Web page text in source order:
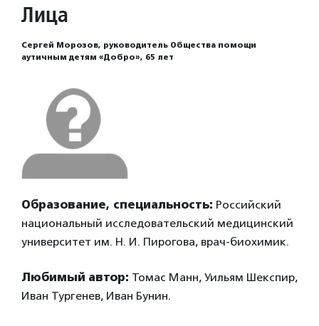
Лица
Сергей Морозов, руководитель Общества помощи
аутичным детям «Добро», 65 лет
Образование, специальность: Российский
национальный исследовательский медицинский
университет им. Н. И. Пирогова, врач-биохимик.
Любимый автор: Томас Манн, Уильям Шекспир,
Иван Тургенев, Иван Бунин.